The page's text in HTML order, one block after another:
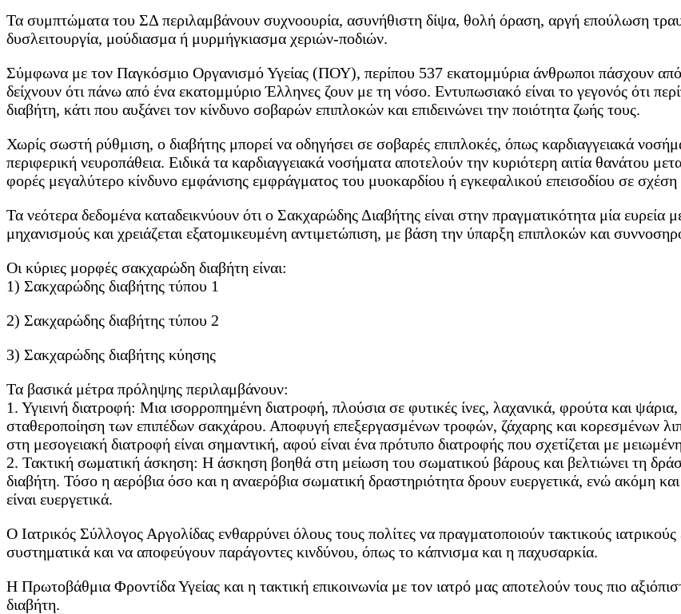
Τα συμπτώματα του ΣΔ περιλαμβάνουν συχνοουρία, ασυνήθιστη δίψα, θολή όραση, αργή επούλωση
δυσλειτουργία, μούδιασμα ή μυρμήγκιασμα χεριών-ποδιών.
Σύμφωνα με τον Παγκόσμιο Οργανισμό Υγείας (ΠΟΥ), περίπου 537 εκατομμύρια άνθρωποι πάσχουν
δείχνουν ότι πάνω από ένα εκατομμύριο Έλληνες ζουν με τη νόσο. Εντυπωσιακό είναι το γεγονός ότι
διαβήτη, κάτι που αυξάνει τον κίνδυνο σοβαρών επιπλοκών και επιδεινώνει την ποιότητα ζωής τους.
Χωρίς σωστή ρύθμιση, ο διαβήτης μπορεί να οδηγήσει σε σοβαρές επιπλοκές, όπως καρδιαγγειακά
περιφερική νευροπάθεια. Ειδικά τα καρδιαγγειακά νοσήματα αποτελούν την κυριότερη αιτία θανάτου
φορές μεγαλύτερο κίνδυνο εμφάνισης εμφράγματος του μυοκαρδίου ή εγκεφαλικού επεισοδίου σε
Τα νεότερα δεδομένα καταδεικνύουν ότι ο Σακχαρώδης Διαβήτης είναι στην πραγματικότητα μία
μηχανισμούς και χρειάζεται εξατομικευμένη αντιμετώπιση, με βάση την ύπαρξη επιπλοκών και
Οι κύριες μορφές σακχαρώδη διαβήτη είναι:
1) Σακχαρώδης διαβήτης τύπου 1
2) Σακχαρώδης διαβήτης τύπου 2
3) Σακχαρώδης διαβήτης κύησης
Τα βασικά μέτρα πρόληψης περιλαμβάνουν:
1. Υγιεινή διατροφή: Μια ισορροπημένη διατροφή, πλούσια σε φυτικές ίνες, λαχανικά, φρούτα και
σταθεροποίηση των επιπέδων σακχάρου. Αποφυγή επεξεργασμένων τροφών, ζάχαρης και κορεσμένων
στη μεσογειακή διατροφή είναι σημαντική, αφού είναι ένα πρότυπο διατροφής που σχετίζεται με
2. Τακτική σωματική άσκηση: Η άσκηση βοηθά στη μείωση του σωματικού βάρους και βελτιώνει τη
διαβήτη. Τόσο η αερόβια όσο και η αναερόβια σωματική δραστηριότητα δρουν ευεργετικά, ενώ ακόμη
είναι ευεργετικά.
Ο Ιατρικός Σύλλογος Αργολίδας ενθαρρύνει όλους τους πολίτες να πραγματοποιούν τακτικούς
συστηματικά και να αποφεύγουν παράγοντες κινδύνου, όπως το κάπνισμα και η παχυσαρκία.
Η Πρωτοβάθμια Φροντίδα Υγείας και η τακτική επικοινωνία με τον ιατρό μας αποτελούν τους πιο
διαβήτη.